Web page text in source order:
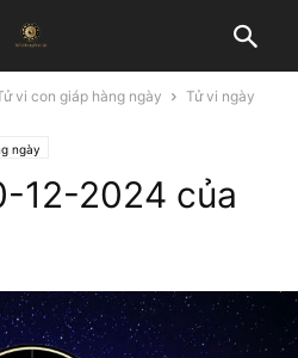
vi con giáp hàng ngày
Tử vi ngày
ngày
12-2024 của